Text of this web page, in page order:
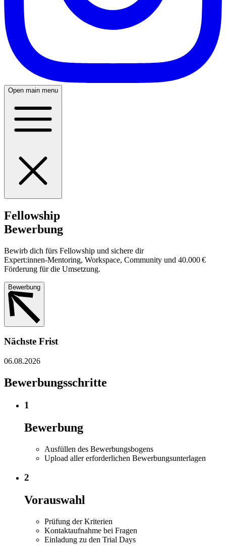
Open main menu
Fellowship
Bewerbung
Bewirb dich fürs Fellowship und sichere dir
Expert:innen‑Mentoring, Workspace, Community und 40.000 €
Förderung für die Umsetzung.
Bewerbung
Nächste Frist
06.08.2026
Bewerbungsschritte
1
Bewerbung
Ausfüllen des Bewerbungsbogens
Upload aller erforderlichen Bewerbungsunterlagen
2
Vorauswahl
Prüfung der Kriterien
Kontaktaufnahme bei Fragen
Einladung zu den Trial Days